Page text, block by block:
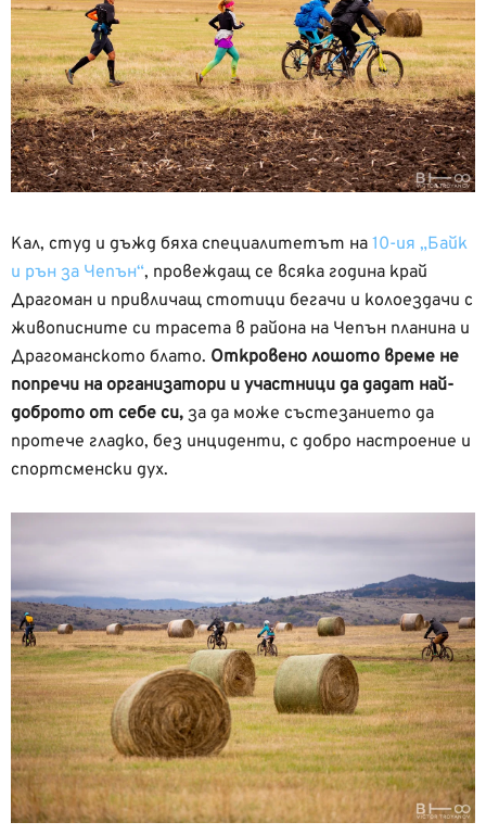
Кал, студ и дъжд бяха специалитетът на 10-ия „Байк
и рън за Чепън“, провеждащ се всяка година край
Драгоман и привличащ стотици бегачи и колоездачи с
живописните си трасета в района на Чепън планина и
Драгоманското блато. Откровено лошото време не
попречи на организатори и участници да дадат най-
доброто от себе си, за да може състезанието да
протече гладко, без инциденти, с добро настроение и
спортсменски дух.